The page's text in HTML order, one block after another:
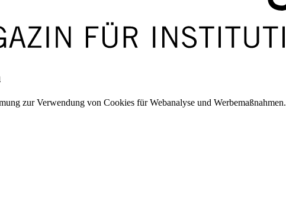
zur Verwendung von Cookies für Webanalyse und Werbemaßnahmen.